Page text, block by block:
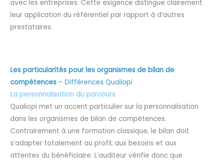
avec les entreprises. Cette exigence distingue clairement
leur application du référentiel par rapport à d’autres
prestataires.
Les particularités pour les organismes de bilan de
compétences – Différences Qualiopi
La personnalisation du parcours
Qualiopi met un accent particulier sur la personnalisation
dans les organismes de bilan de compétences.
Contrairement à une formation classique, le bilan doit
s’adapter totalement au profil, aux besoins et aux
attentes du bénéficiaire. L’auditeur vérifie donc que